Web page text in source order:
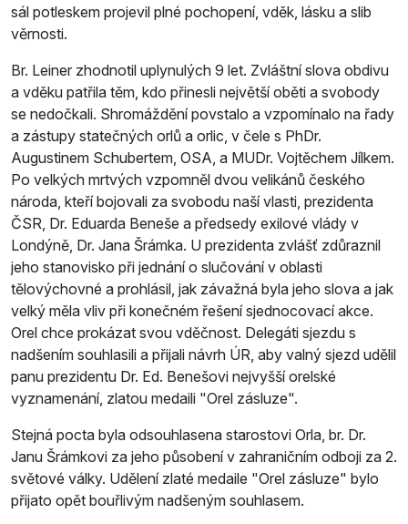
sál potleskem projevil plné pochopení, vděk, lásku a slib
věrnosti.
Br. Leiner zhodnotil uplynulých 9 let. Zvláštní slova obdivu
a vděku patřila těm, kdo přinesli největší oběti a svobody
se nedočkali. Shromáždění povstalo a vzpomínalo na řady
a zástupy statečných orlů a orlic, v čele s PhDr.
Augustinem Schubertem, OSA, a MUDr. Vojtěchem Jílkem.
Po velkých mrtvých vzpomněl dvou velikánů českého
národa, kteří bojovali za svobodu naší vlasti, prezidenta
ČSR, Dr. Eduarda Beneše a předsedy exilové vlády v
Londýně, Dr. Jana Šrámka. U prezidenta zvlášť zdůraznil
jeho stanovisko při jednání o slučování v oblasti
tělovýchovné a prohlásil, jak závažná byla jeho slova a jak
velký měla vliv při konečném řešení sjednocovací akce.
Orel chce prokázat svou vděčnost. Delegáti sjezdu s
nadšením souhlasili a přijali návrh ÚR, aby valný sjezd udělil
panu prezidentu Dr. Ed. Benešovi nejvyšší orelské
vyznamenání, zlatou medaili "Orel zásluze".
Stejná pocta byla odsouhlasena starostovi Orla, br. Dr.
Janu Šrámkovi za jeho působení v zahraničním odboji za 2.
světové války. Udělení zlaté medaile "Orel zásluze" bylo
přijato opět bouřlivým nadšeným souhlasem.